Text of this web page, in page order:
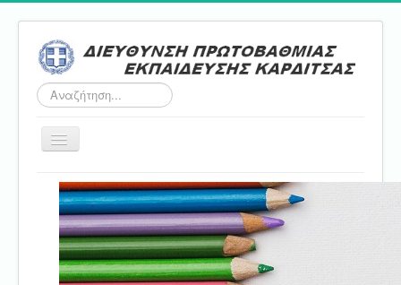
Αναζήτηση...
Εναλλαγή
Αρχική
ΔΠΕ
Τμήμα Α'
Τμήμα Β'